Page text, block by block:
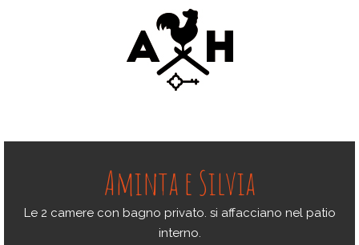
Aminta e Silvia
Le 2 camere con bagno privato. si affacciano nel patio
interno.